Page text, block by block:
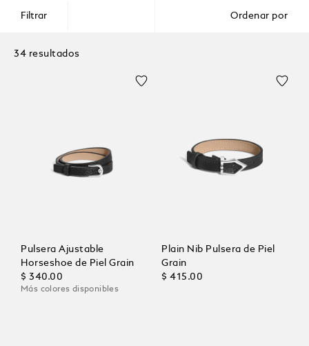
Filtrar Ordenar por
34 resultados
Pulsera Ajustable
Horseshoe de Piel Grain
$ 340.00
Más colores disponibles
Plain Nib Pulsera de Piel
Grain
$ 415.00